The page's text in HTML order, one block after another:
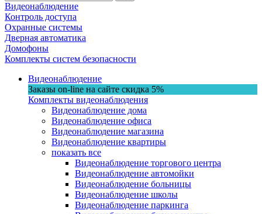
Видеонаблюдение
Контроль доступа
Охранные системы
Дверная автоматика
Домофоны
Комплекты систем безопасности
Видеонаблюдение
Заказы on-line на сaйте скидка 5%
Комплекты видеонаблюдения
Видеонаблюдение дома
Видеонаблюдение офиса
Видеонаблюдение магазина
Видеонаблюдение квартиры
показать все
Видеонаблюдение торгового центра
Видеонаблюдение автомойки
Видеонаблюдение больницы
Видеонаблюдение школы
Видеонаблюдение паркинга